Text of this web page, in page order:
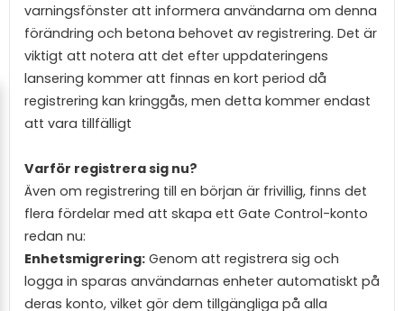
varningsfönster att informera användarna om denna
förändring och betona behovet av registrering. Det är
viktigt att notera att det efter uppdateringens
lansering kommer att finnas en kort period då
registrering kan kringgås, men detta kommer endast
att vara tillfälligt
Varför registrera sig nu?
Även om registrering till en början är frivillig, finns det
flera fördelar med att skapa ett Gate Control-konto
redan nu:
Enhetsmigrering: Genom att registrera sig och
logga in sparas användarnas enheter automatiskt på
deras konto, vilket gör dem tillgängliga på alla